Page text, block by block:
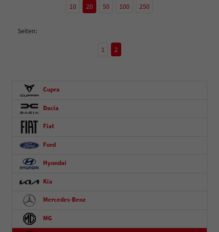
10 20 50 100 250
Seiten:
1 2
Cupra
Dacia
Fiat
Ford
Hyundai
Kia
Mercedes-Benz
MG